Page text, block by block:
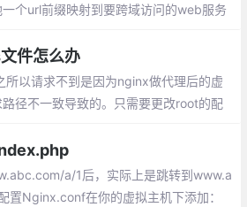
个url前缀映射到要跨域访问的web服务
件怎么办
所以请求不到是因为nginx做代理后的虚
径不一致导致的。只需要更改root的配
a/1后，实际上是跳转到www.a
Nginx.conf在你的虚拟主机下添加：